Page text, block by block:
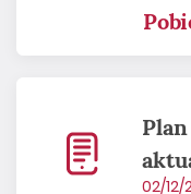
02/12/